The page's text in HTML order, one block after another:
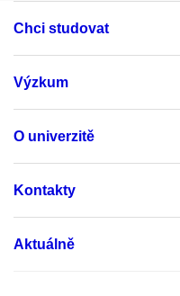
Chci studovat
Výzkum
O univerzitě
Kontakty
Aktuálně